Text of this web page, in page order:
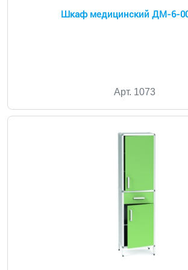
Шкаф медицинский ДМ-6-
Арт. 1073